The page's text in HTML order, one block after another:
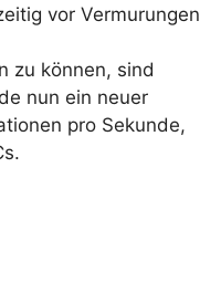
vor Vermurungen
zu können, sind
nun ein neuer
pro Sekunde,